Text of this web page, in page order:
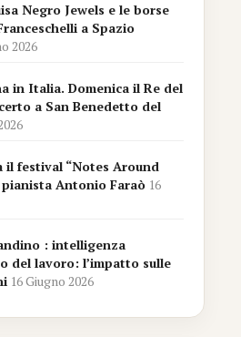
Negro Jewels e le borse
a Spazio
2026
in Italia. Domenica il Re del
a San Benedetto del
festival “Notes Around
Antonio Faraò 16
: intelligenza
del lavoro: l’impatto sulle
16 Giugno 2026